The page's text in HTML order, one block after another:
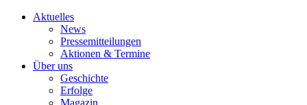
Aktuelles
News
Pressemitteilungen
Aktionen & Termine
Über uns
Geschichte
Erfolge
Magazin